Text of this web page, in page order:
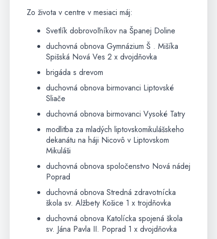
Zo života v centre v mesiaci máj:
Svetlík dobrovoľníkov na Španej Doline
duchovná obnova Gymnázium Š . Mišíka
Spišská Nová Ves 2 x dvojdňovka
brigáda s drevom
duchovná obnova birmovanci Liptovské
Sliače
duchovná obnova birmovanci Vysoké Tatry
modlitba za mladých liptovskomikulášskeho
dekanátu na háji Nicovô v Liptovskom
Mikuláši
duchovná obnova spoločenstvo Nová nádej
Poprad
duchovná obnova Stredná zdravotnícka
škola sv. Alžbety Košice 1 x trojdňovka
duchovná obnova Katolícka spojená škola
sv. Jána Pavla II. Poprad 1 x dvojdňovka